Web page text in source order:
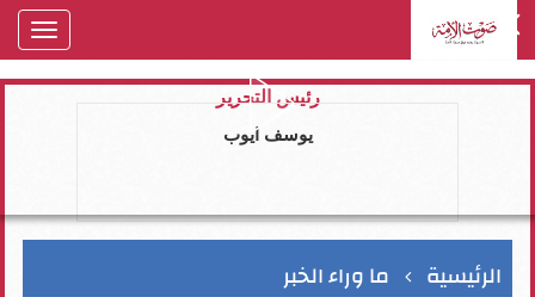
رئيس التحرير
يوسف ايوب
الرئيسية ما وراء الخبر